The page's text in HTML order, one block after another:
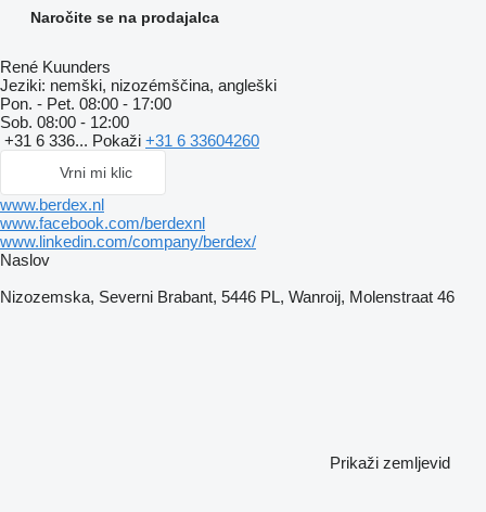
Naročite se na prodajalca
René Kuunders
Jeziki: nemški, nizozémščina, angleški
Pon. - Pet. 08:00 - 17:00
Sob. 08:00 - 12:00
+31 6 336... Pokaži +31 6 33604260
Vrni mi klic
www.berdex.nl
www.facebook.com/berdexnl
www.linkedin.com/company/berdex/
Naslov
Nizozemska, Severni Brabant, 5446 PL, Wanroij, Molenstraat 46
Prikaži zemljevid